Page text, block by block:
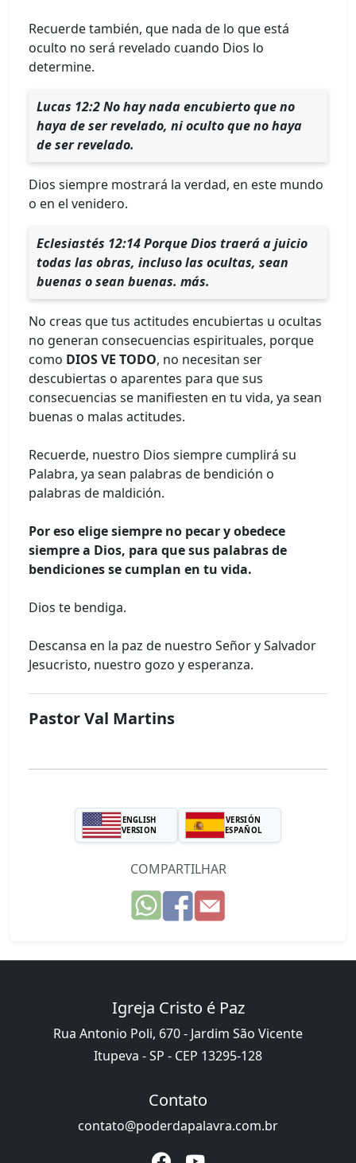
Recuerde también, que nada de lo que está
oculto no será revelado cuando Dios lo
determine.
Lucas 12:2 No hay nada encubierto que no
haya de ser revelado, ni oculto que no haya
de ser revelado.
Dios siempre mostrará la verdad, en este mundo
o en el venidero.
Eclesiastés 12:14 Porque Dios traerá a juicio
todas las obras, incluso las ocultas, sean
buenas o sean buenas. más.
No creas que tus actitudes encubiertas u ocultas
no generan consecuencias espirituales, porque
como DIOS VE TODO, no necesitan ser
descubiertas o aparentes para que sus
consecuencias se manifiesten en tu vida, ya sean
buenas o malas actitudes.
Recuerde, nuestro Dios siempre cumplirá su
Palabra, ya sean palabras de bendición o
palabras de maldición.
Por eso elige siempre no pecar y obedece
siempre a Dios, para que sus palabras de
bendiciones se cumplan en tu vida.
Dios te bendiga.
Descansa en la paz de nuestro Señor y Salvador
Jesucristo, nuestro gozo y esperanza.
Pastor Val Martins
ENGLISH
VERSION
VERSIÓN
ESPAÑOL
COMPARTILHAR
Igreja Cristo é Paz
Rua Antonio Poli, 670 - Jardim São Vicente
Itupeva - SP - CEP 13295-128
Contato
contato@poderdapalavra.com.br